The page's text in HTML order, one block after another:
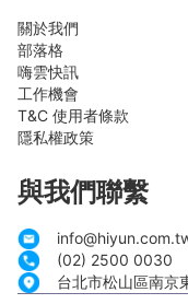
關於我們
部落格
嗨雲快訊
工作機會
T&C 使用者條款
隱私權政策
與我們聯繫
(02) 2500 0030
台北市松山區南京